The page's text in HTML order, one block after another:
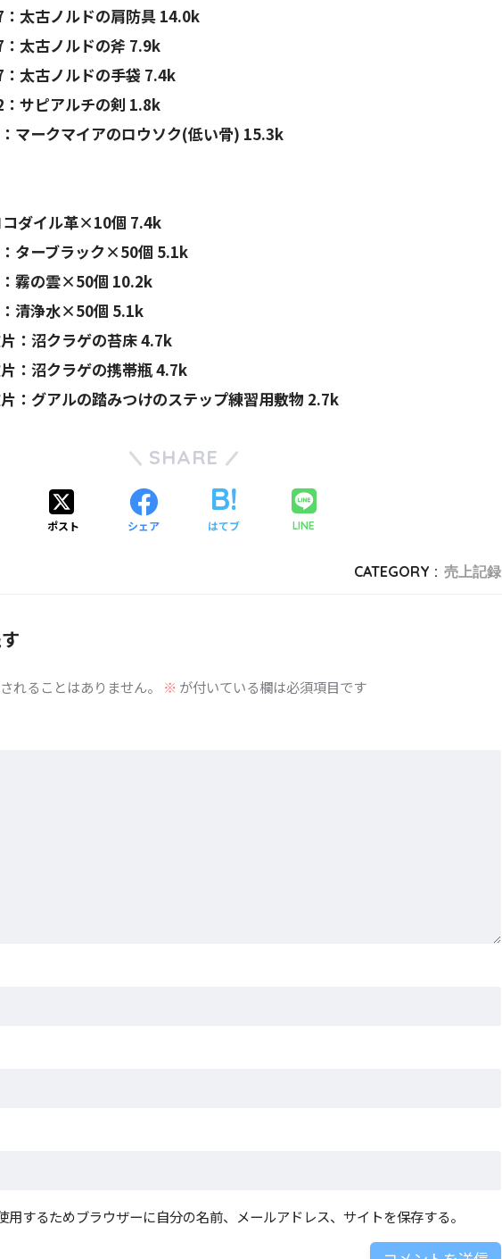
太古ノルドの肩防具 14.0k
太古ノルドの斧 7.9k
太古ノルドの手袋 7.4k
サピアルチの剣 1.8k
マークマイアのロウソク(低い骨) 15.3k
コダイル革×10個 7.4k
ターブラック×50個 5.1k
霧の雲×50個 10.2k
清浄水×50個 5.1k
：沼クラゲの苔床 4.7k
：沼クラゲの携帯瓶 4.7k
：グアルの踏みつけのステップ練習用敷物 2.7k
SHARE
ポスト シェア はてブ LINE
CATEGORY : 売上記録
れることはありません。 ※ が付いている欄は必須項目です
用するためブラウザーに自分の名前、メールアドレス、サイトを保存する。